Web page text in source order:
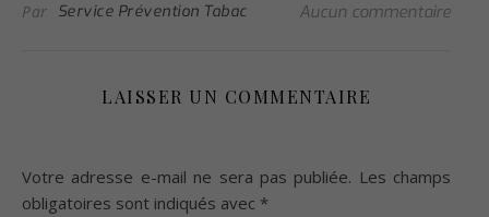
Par Service Prévention Tabac Aucun commentaire
LAISSER UN COMMENTAIRE
Votre adresse e-mail ne sera pas publiée. Les champs
obligatoires sont indiqués avec *